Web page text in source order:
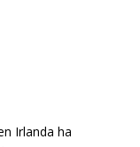
Irlanda ha